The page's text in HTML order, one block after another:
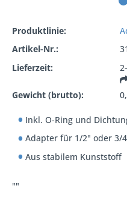
Produktlinie:
Artikel-Nr.:
Lieferzeit:
Gewicht (brutto):
Inkl. O-Ring und
Adapter für 1/2" oder 3/
Aus stabilem Kunststoff
""